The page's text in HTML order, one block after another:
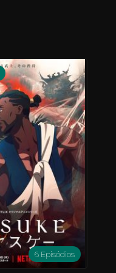
6 Episódios